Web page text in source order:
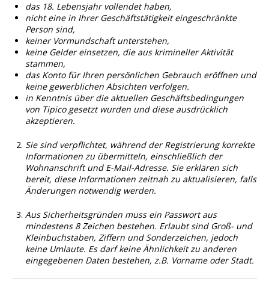
das 18. Lebensjahr vollendet haben,
nicht eine in Ihrer Geschäftstätigkeit eingeschränkte
Person sind,
keiner Vormundschaft unterstehen,
keine Gelder einsetzen, die aus krimineller Aktivität
stammen,
das Konto für Ihren persönlichen Gebrauch eröffnen und
keine gewerblichen Absichten verfolgen.
in Kenntnis über die aktuellen Geschäftsbedingungen
von Tipico gesetzt wurden und diese ausdrücklich
akzeptieren.
Sie sind verpflichtet, während der Registrierung korrekte
Informationen zu übermitteln, einschließlich der
Wohnanschrift und E-Mail-Adresse. Sie erklären sich
bereit, diese Informationen zeitnah zu aktualisieren, falls
Änderungen notwendig werden.
Aus Sicherheitsgründen muss ein Passwort aus
mindestens 8 Zeichen bestehen. Erlaubt sind Groß- und
Kleinbuchstaben, Ziffern und Sonderzeichen, jedoch
keine Umlaute. Es darf keine Ähnlichkeit zu anderen
eingegebenen Daten bestehen, z.B. Vorname oder Stadt.